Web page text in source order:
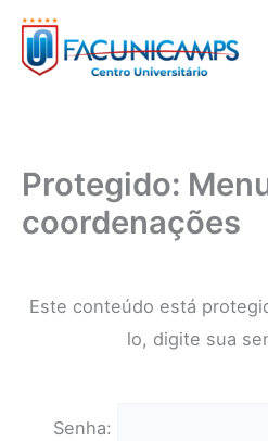
para
Protegido:
coordenações
Este conteúdo está
lo, digite sua
Senha: